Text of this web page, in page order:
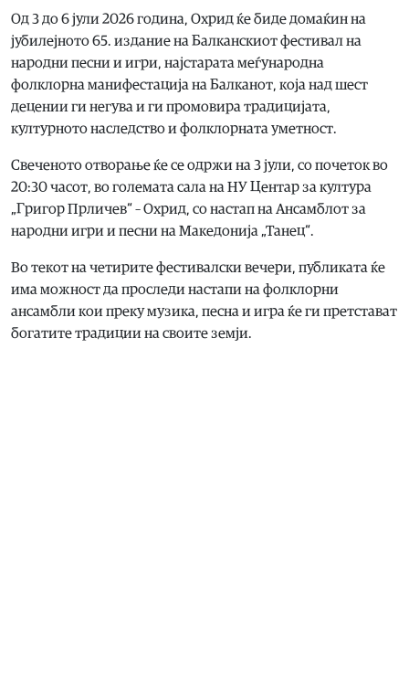
Од 3 до 6 јули 2026 година, Охрид ќе биде домаќин на
јубилејното 65. издание на Балканскиот фестивал на
народни песни и игри, најстарата меѓународна
фолклорна манифестација на Балканот, која над шест
децении ги негува и ги промовира традицијата,
културното наследство и фолклорната уметност.
Свеченото отворање ќе се одржи на 3 јули, со почеток во
20:30 часот, во големата сала на НУ Центар за култура
„Григор Прличев“ – Охрид, со настап на Ансамблот за
народни игри и песни на Македонија „Танец“.
Во текот на четирите фестивалски вечери, публиката ќе
има можност да проследи настапи на фолклорни
ансамбли кои преку музика, песна и игра ќе ги претстават
богатите традиции на своите земји.